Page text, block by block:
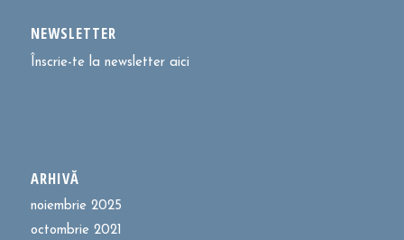
NEWSLETTER
Înscrie-te la newsletter aici
ARHIVĂ
noiembrie 2025
octombrie 2021